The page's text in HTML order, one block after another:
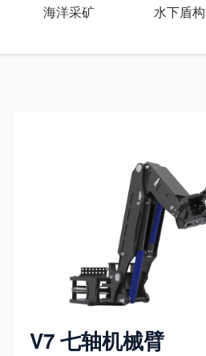
海洋采矿 水下盾构
V7 七轴机械臂